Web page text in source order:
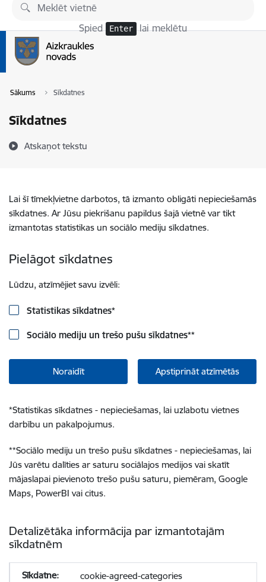
Pāriet uz lapas saturu
Spied Enter lai meklētu
Sākums Sīkdatnes
Sīkdatnes
Atskaņot tekstu
Lai šī tīmekļvietne darbotos, tā izmanto obligāti nepieciešamās
sīkdatnes. Ar Jūsu piekrišanu papildus šajā vietnē var tikt
izmantotas statistikas un sociālo mediju sīkdatnes.
Pielāgot sīkdatnes
Lūdzu, atzīmējiet savu izvēli:
Statistikas sīkdatnes*
Sociālo mediju un trešo pušu sīkdatnes**
Noraidīt Apstiprināt atzīmētās
*Statistikas sīkdatnes - nepieciešamas, lai uzlabotu vietnes
darbību un pakalpojumus.
**Sociālo mediju un trešo pušu sīkdatnes - nepieciešamas, lai
Jūs varētu dalīties ar saturu sociālajos medijos vai skatīt
mājaslapai pievienoto trešo pušu saturu, piemēram, Google
Maps, PowerBI vai citus.
Detalizētāka informācija par izmantotajām
sīkdatnēm
cookie-agreed-categories